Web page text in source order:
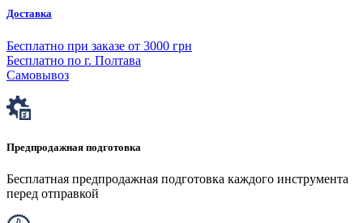
Доставка
Бесплатно при заказе от 3000 грн
Бесплатно по г. Полтава
Самовывоз
Предпродажная подготовка
Бесплатная предпродажная подготовка каждого инструмента
перед отправкой